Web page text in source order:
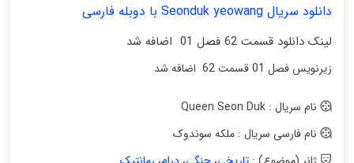
دانلود سریال Seonduk yeowang با دوبله فارسی
لینک دانلود قسمت 62 فصل 01 اضافه شد
زیرنویس فصل 01 قسمت 62 اضافه شد
نام سریال : Queen Seon Duk
نام فارسی سریال : ملکه سوندوک